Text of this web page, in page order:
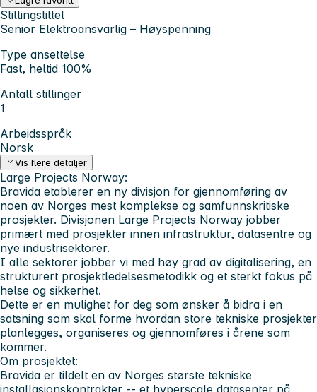
Stillingstittel
Senior Elektroansvarlig – Høyspenning
Type ansettelse
Fast, heltid 100%
Antall stillinger
1
Arbeidsspråk
Norsk
Vis flere detaljer
Large Projects Norway:
Bravida etablerer en ny divisjon for gjennomføring av
noen av Norges mest komplekse og samfunnskritiske
prosjekter. Divisjonen Large Projects Norway jobber
primært med prosjekter innen infrastruktur, datasentre og
nye industrisektorer.
I alle sektorer jobber vi med høy grad av digitalisering, en
strukturert prosjektledelsesmetodikk og et sterkt fokus på
helse og sikkerhet.
Dette er en mulighet for deg som ønsker å bidra i en
satsning som skal forme hvordan store tekniske prosjekter
planlegges, organiseres og gjennomføres i årene som
kommer.
Om prosjektet:
Bravida er tildelt en av Norges største tekniske